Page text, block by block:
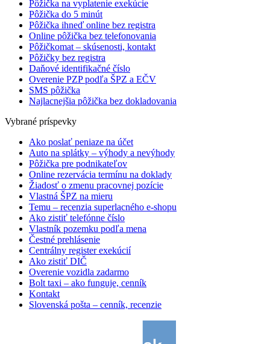
Pôžička na vyplatenie exekúcie
Pôžička do 5 minút
Pôžička ihneď online bez registra
Online pôžička bez telefonovania
Pôžičkomat – skúsenosti, kontakt
Pôžičky bez registra
Daňové identifikačné číslo
Overenie PZP podľa ŠPZ a EČV
SMS pôžička
Najlacnejšia pôžička bez dokladovania
Vybrané príspevky
Ako poslať peniaze na účet
Auto na splátky – výhody a nevýhody
Pôžička pre podnikateľov
Online rezervácia termínu na doklady
Žiadosť o zmenu pracovnej pozície
Vlastná ŠPZ na mieru
Temu – recenzia superlacného e-shopu
Ako zistiť telefónne číslo
Vlastník pozemku podľa mena
Čestné prehlásenie
Centrálny register exekúcií
Ako zistiť DIČ
Overenie vozidla zadarmo
Bolt taxi – ako funguje, cenník
Kontakt
Slovenská pošta – cenník, recenzie